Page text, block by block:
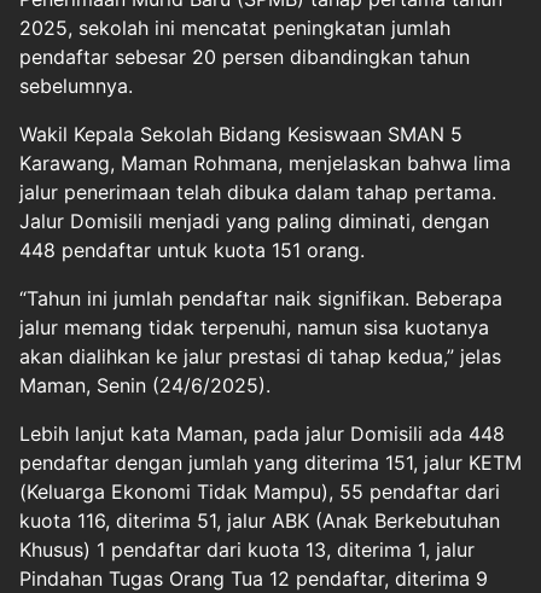
2025, sekolah ini mencatat peningkatan jumlah
pendaftar sebesar 20 persen dibandingkan tahun
sebelumnya.
Wakil Kepala Sekolah Bidang Kesiswaan SMAN 5
Karawang, Maman Rohmana, menjelaskan bahwa lima
jalur penerimaan telah dibuka dalam tahap pertama.
Jalur Domisili menjadi yang paling diminati, dengan
448 pendaftar untuk kuota 151 orang.
“Tahun ini jumlah pendaftar naik signifikan. Beberapa
jalur memang tidak terpenuhi, namun sisa kuotanya
akan dialihkan ke jalur prestasi di tahap kedua,” jelas
Maman, Senin (24/6/2025).
Lebih lanjut kata Maman, pada jalur Domisili ada 448
pendaftar dengan jumlah yang diterima 151, jalur KETM
(Keluarga Ekonomi Tidak Mampu), 55 pendaftar dari
kuota 116, diterima 51, jalur ABK (Anak Berkebutuhan
Khusus) 1 pendaftar dari kuota 13, diterima 1, jalur
Pindahan Tugas Orang Tua 12 pendaftar, diterima 9